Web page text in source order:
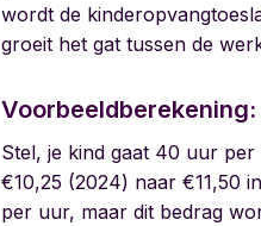
wordt de
groeit het gat tussen de
Stel, je kind gaat 40 uur
€10,25 (2024) naar €11,50
per uur, maar dit bedrag